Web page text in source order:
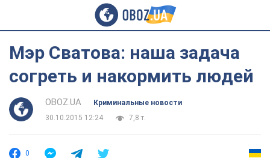
Мэр Сватова: наша задача
согреть и накормить людей
OBOZ.UA
Криминальные новости
30.10.2015 12:24
7,8 т.
0